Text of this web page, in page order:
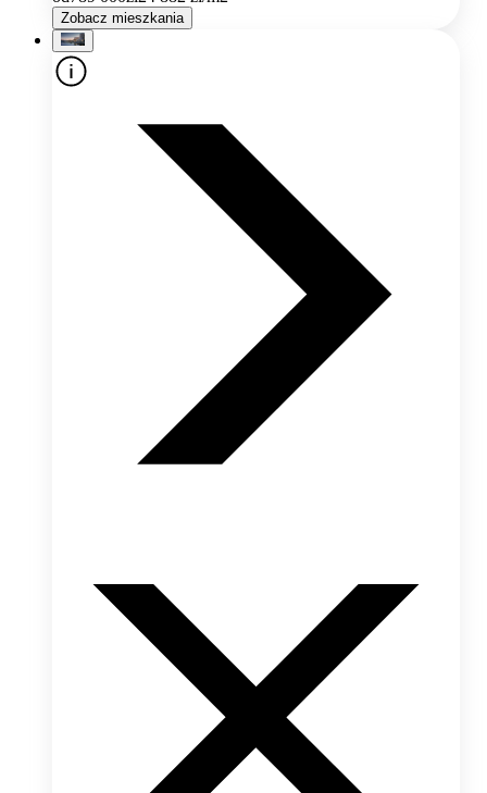
Zobacz mieszkania